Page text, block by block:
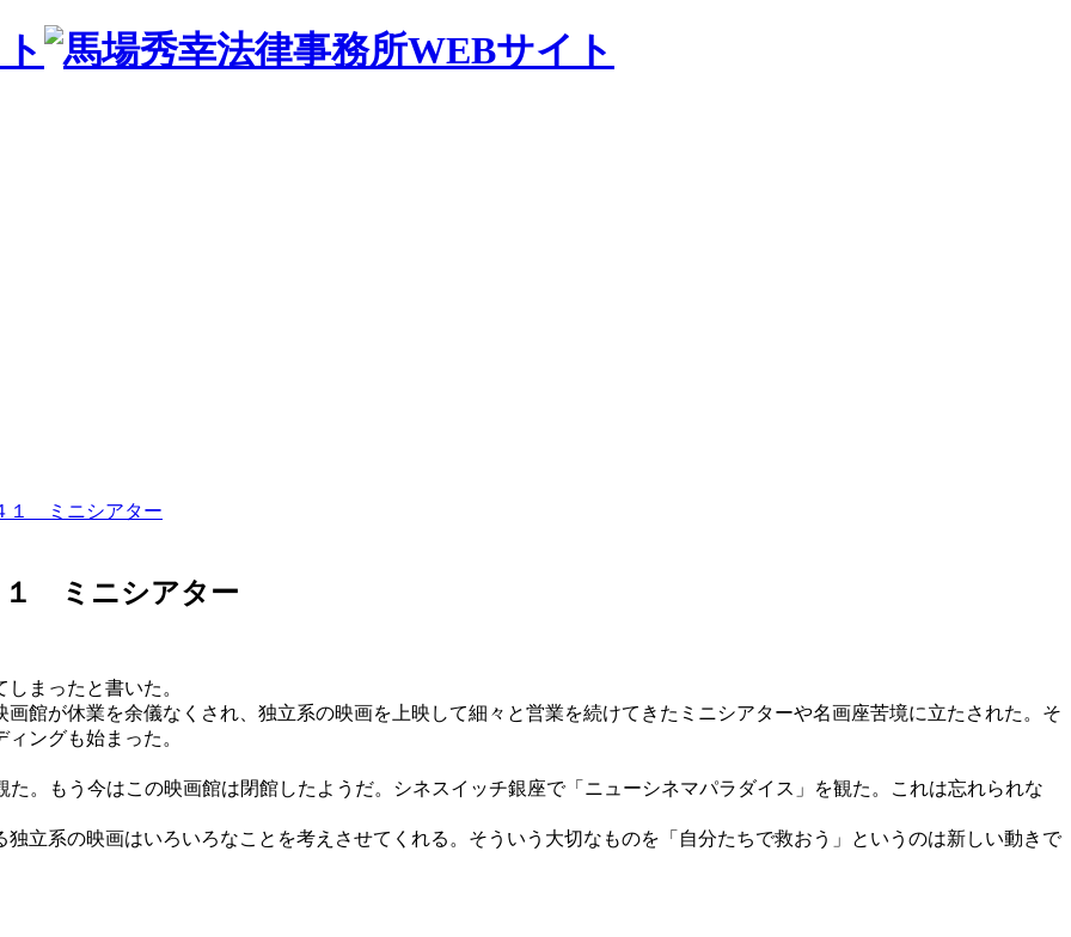
１ ミニシアター
１ ミニシアター
まったと書いた。
が休業を余儀なくされ、独立系の映画を上映して細々と営業を続けてきたミニシアターや名画座苦境に立たされた。そ
ングも始まった。
もう今はこの映画館は閉館したようだ。シネスイッチ銀座で「ニューシネマパラダイス」を観た。これは忘れられな
系の映画はいろいろなことを考えさせてくれる。そういう大切なものを「自分たちで救おう」というのは新しい動きで